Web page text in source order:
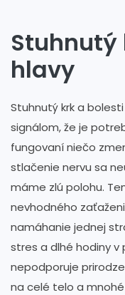
Stuhnutý
hlavy
Stuhnutý krk a
signálom, že je
fungovaní niečo
stlačenie nervu sa
máme zlú polohu.
nevhodného
namáhanie jednej
stres a dlhé hodiny v
nepodporuje
na celé telo a